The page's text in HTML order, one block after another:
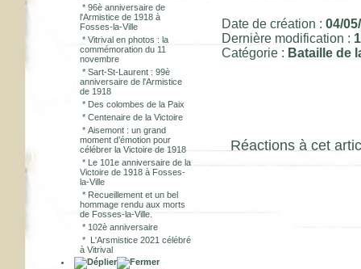
* 96è anniversaire de
l'Armistice de 1918 à
Fosses-la-Ville
* Vitrival en photos : la
commémoration du 11
novembre
* Sart-St-Laurent : 99è
anniversaire de l'Armistice
de 1918
* Des colombes de la Paix
* Centenaire de la Victoire
* Aisemont : un grand
moment d’émotion pour
célébrer la Victoire de 1918
* Le 101e anniversaire de la
Victoire de 1918 à Fosses-
la-Ville
* Recueillement et un bel
hommage rendu aux morts
de Fosses-la-Ville.
* 102è anniversaire
* L'Arsmistice 2021 célébré
à Vitrival
Date de création : 04/
Dernière modification :
Catégorie : Bataille de
Réactions à cet